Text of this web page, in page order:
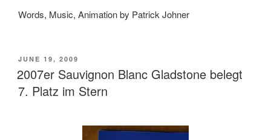
Words, Music, Animation by Patrick Johner
POSTED
ON
JUNE 19, 2009
2007er Sauvignon Blanc Gladstone belegt
7. Platz im Stern